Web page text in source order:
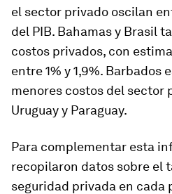
el sector privado oscilan
del PIB. Bahamas y Brasil
costos privados, con
entre 1% y 1,9%. Barbados
menores costos del sector
Uruguay y Paraguay.
Para complementar esta
recopilaron datos sobre el
seguridad privada en cada